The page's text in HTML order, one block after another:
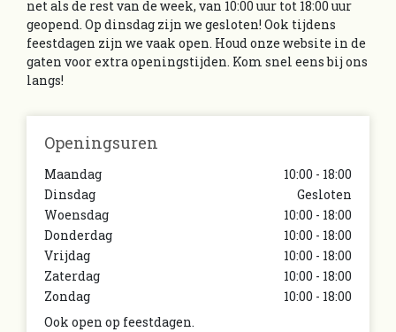
net als de rest van de week, van 10:00 uur tot 18:00 uur
geopend. Op dinsdag zijn we gesloten! Ook tijdens
feestdagen zijn we vaak open. Houd onze website in de
gaten voor extra openingstijden. Kom snel eens bij ons
langs!
Openingsuren
Maandag
10:00 - 18:00
Dinsdag
Gesloten
Woensdag
10:00 - 18:00
Donderdag
10:00 - 18:00
Vrijdag
10:00 - 18:00
Zaterdag
10:00 - 18:00
Zondag
10:00 - 18:00
Ook open op feestdagen.